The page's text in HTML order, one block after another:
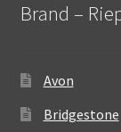
Brand –
Avon
Bridgestone